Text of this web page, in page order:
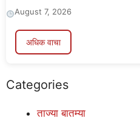
August 7, 2026
अधिक वाचा
Categories
ताज्या बातम्या